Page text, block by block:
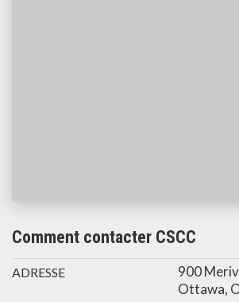
Comment contacter CSCC
ADRESSE
900
Ottawa,